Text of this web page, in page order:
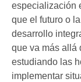
especialización
que el futuro o
desarrollo
que va más allá
estudiando las
implementar